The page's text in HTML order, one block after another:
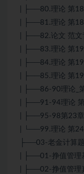
| ├──80.理论 第
| ├──81.理论 第
| ├──82.论文 范
| ├──83.理论 第
| ├──84.理论 第
| ├──85.理论 第
| ├──86-90理论_
| ├──91-94理论
| ├──95-98第23
| └──99.理论 第
├──03-老金计算题
| ├──01-挣值管理
| ├──02-挣值管理